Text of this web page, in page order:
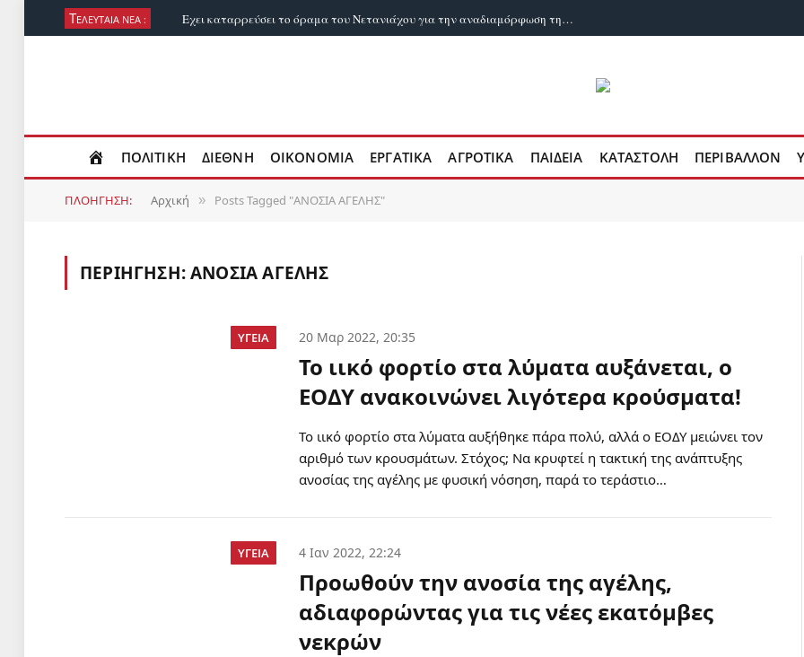
ΤΕΛΕΥΤΑΙΑ ΝΕΑ : Εχει καταρρεύσει το όραμα του Νετανιάχου για την αναδιαμόρφωση της Μέσης Ανατολής;
ΠΟΛΙΤΙΚΗ ΔΙΕΘΝΗ ΟΙΚΟΝΟΜΙΑ ΕΡΓΑΤΙΚΑ ΑΓΡΟΤΙΚΑ ΠΑΙΔΕΙΑ ΚΑΤΑΣΤΟΛΗ ΠΕΡΙΒΑΛΛΟΝ
ΠΛΟΗΓΗΣΗ: Αρχική » Posts Tagged "ΑΝΟΣΙΑ ΑΓΕΛΗΣ"
ΠΕΡΙΗΓΗΣΗ:ΑΝΟΣΙΑ ΑΓΕΛΗΣ
ΥΓΕΙΑ 20 Μαρ 2022, 20:35
Το ιικό φορτίο στα λύματα αυξάνεται, ο
ΕΟΔΥ ανακοινώνει λιγότερα κρούσματα!
Το ιικό φορτίο στα λύματα αυξήθηκε πάρα πολύ, αλλά ο ΕΟΔΥ μειώνει τον
αριθμό των κρουσμάτων. Στόχος; Να κρυφτεί η τακτική της ανάπτυξης
ανοσίας της αγέλης με φυσική νόσηση, παρά το τεράστιο…
ΥΓΕΙΑ 4 Ιαν 2022, 22:24
Προωθούν την ανοσία της αγέλης,
αδιαφορώντας για τις νέες εκατόμβες
νεκρών